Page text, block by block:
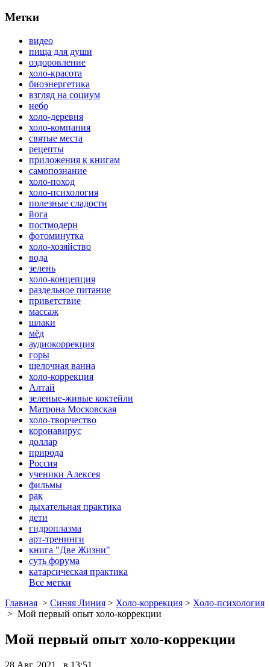
Метки
видео
пища для души
оздоровление
холо-красота
биоэнергетика
взгляд на социум
небо
холо-деревня
холо-компания
святые места
рецепты
приложения к книгам
самопознание
холо-поход
холо-психология
полезные сладости
йога
постмодерн
фотоминутка
холо-хозяйство
вода
зелень
холо-концепция
раздельное питание
приветствие
массаж
шлаки
мёд
аудиокоррекция
горы
щелочная ванна
холо-коррекция
Алтай
зеленые-живые коктейли
Матрона Московская
холо-творчество
коронавирус
доллар
природа
Россия
ученики Алексея
фильмы
рак
дыхательная практика
дети
гидроплазма
арт-тренинги
книга "Две Жизни"
суть форума
катарсическая практика
Все метки
Главная > Синяя Линия > Холо-коррекция > Холо-психология
> Мой первый опыт холо-коррекции
Мой первый опыт холо-коррекции
28 Авг, 2021 в 13:51